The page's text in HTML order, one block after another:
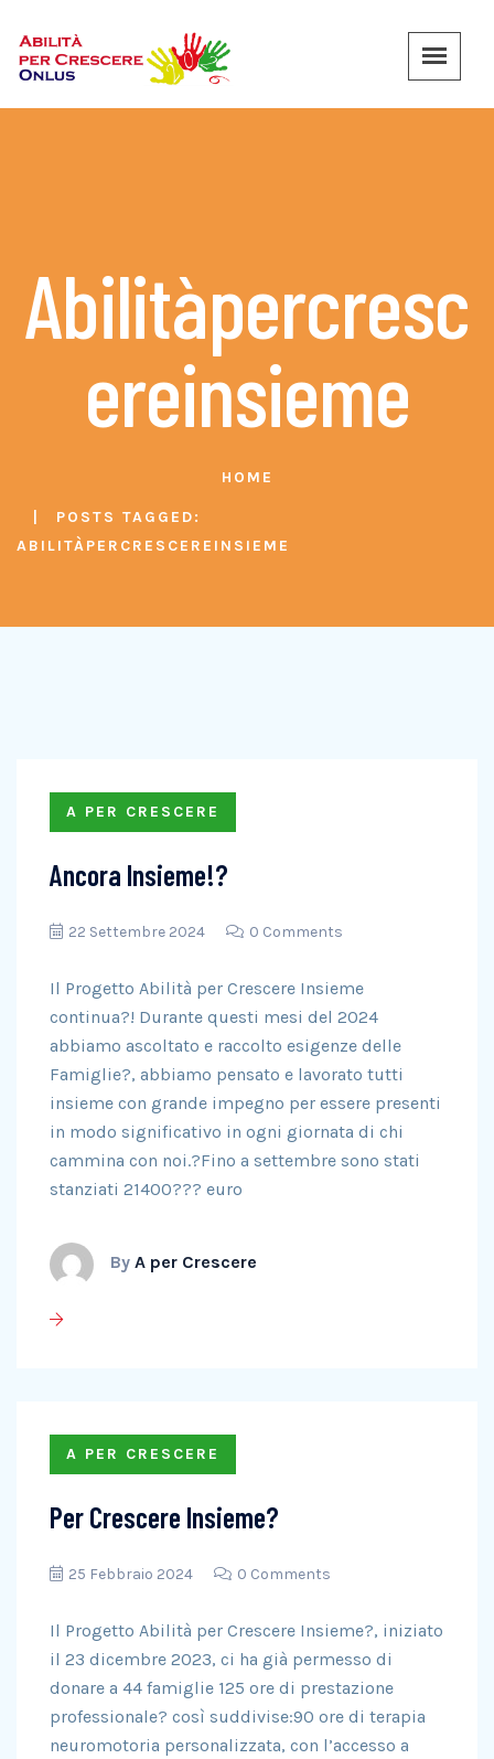
Abilitàpercresc
Ereinsieme
HOME
POSTS TAGGED:
ABILITÀPERCRESCEREINSIEME
A PER CRESCERE
Ancora Insieme!?
22 Settembre 2024 0 Comments
Il Progetto Abilità per Crescere Insieme
continua?! Durante questi mesi del 2024
abbiamo ascoltato e raccolto esigenze delle
Famiglie?, abbiamo pensato e lavorato tutti
insieme con grande impegno per essere presenti
in modo significativo in ogni giornata di chi
cammina con noi.?Fino a settembre sono stati
stanziati 21400??? euro
By A per Crescere
A PER CRESCERE
Per Crescere Insieme?
25 Febbraio 2024 0 Comments
Il Progetto Abilità per Crescere Insieme?, iniziato
il 23 dicembre 2023, ci ha già permesso di
donare a 44 famiglie 125 ore di prestazione
professionale? così suddivise:90 ore di terapia
neuromotoria personalizzata, con l’accesso a